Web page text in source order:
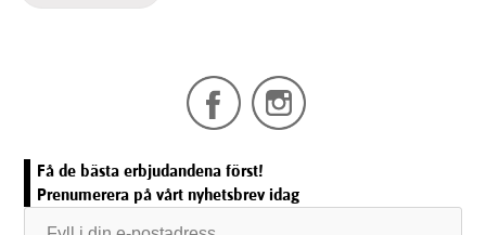
Få de bästa erbjudandena först!
Prenumerera på vårt nyhetsbrev idag